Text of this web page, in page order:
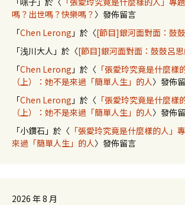
嗎？出世嗎？快樂嗎？ 〉發佈留言
「Chen Lerong 」於〈[節目]銀河面對面：鼓
「浅川大人 」於〈[節目]銀河面對面：鼓鼓呂
「Chen Lerong 」於〈 「張愛玲究竟是什麼樣
（上）：她不是來過「簡單人生」的人〉發佈
「Chen Lerong 」於〈 「張愛玲究竟是什麼樣
（上）：她不是來過「簡單人生」的人〉發佈
「小鑽石 」於〈 「張愛玲究竟是什麼樣的人」
來過「簡單人生」的人〉發佈留言
2026 年 8 月